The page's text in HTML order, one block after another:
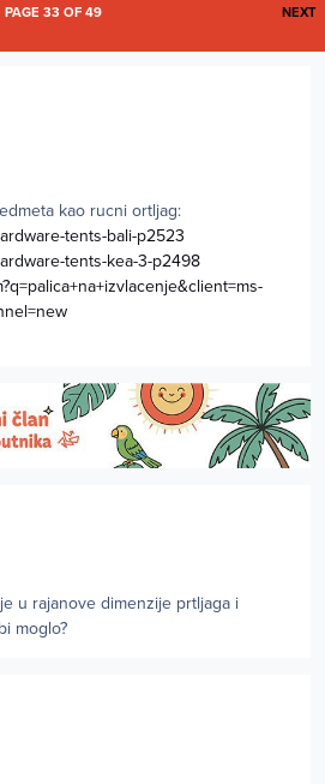
NEXT
PAGE 33 OF 49
kao rucni ortljag:
tents-bali-p2523
tents-kea-3-p2498
u rajanove dimenzije prtljaga i
moglo?